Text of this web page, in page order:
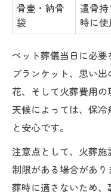
骨壷・納骨
袋
遺骨
時に使
ペット葬儀当日に必
ブランケット、思い
花、そして火葬費用
天候によっては、保
と安心です。
注意点として、火葬
制限がある場合があ
葬時に適さないため